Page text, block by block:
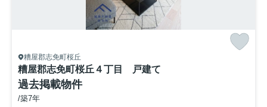
糟屋郡志免町桜丘
糟屋郡志免町桜丘４丁目 戸建て
過去掲載物件
/築7年